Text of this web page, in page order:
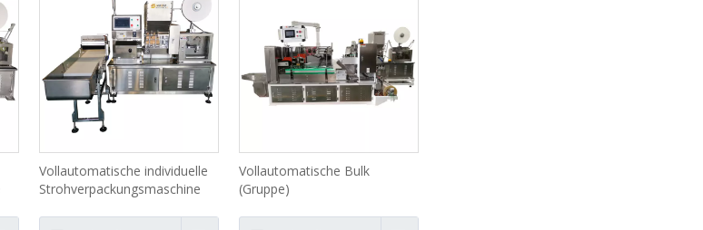
Vollautomatische individuelle
Strohverpackungsmaschine
Vollautomatische Bulk
(Gruppe)